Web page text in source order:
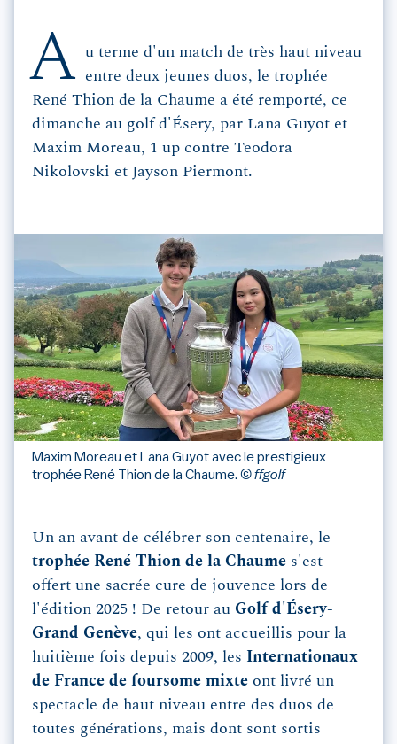
A
u terme d'un match de très haut niveau
entre deux jeunes duos, le trophée
René Thion de la Chaume a été remporté, ce
dimanche au golf d'Ésery, par Lana Guyot et
Maxim Moreau, 1 up contre Teodora
Nikolovski et Jayson Piermont.
Maxim Moreau et Lana Guyot avec le prestigieux
trophée René Thion de la Chaume. © ffgolf
Un an avant de célébrer son centenaire, le
trophée René Thion de la Chaume s'est
offert une sacrée cure de jouvence lors de
l'édition 2025 ! De retour au Golf d'Ésery-
Grand Genève, qui les ont accueillis pour la
huitième fois depuis 2009, les Internationaux
de France de foursome mixte ont livré un
spectacle de haut niveau entre des duos de
toutes générations, mais dont sont sortis